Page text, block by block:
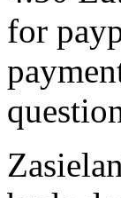
for